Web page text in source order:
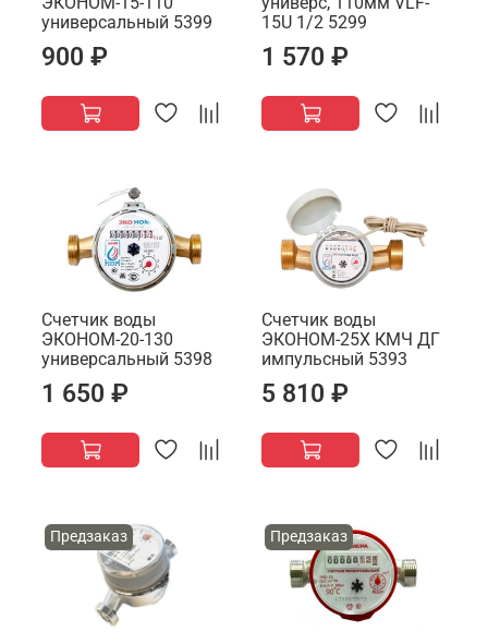
универсальный 5399
900 ₽
15U 1/2 5299
1 570 ₽
Счетчик воды
ЭКОНОМ-20-130
универсальный 5398
1 650 ₽
Счетчик воды
ЭКОНОМ-25Х КМЧ ДГ
импульсный 5393
5 810 ₽
Предзаказ Предзаказ